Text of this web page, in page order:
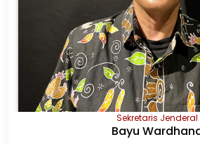
Sekretaris Jenderal
Bayu